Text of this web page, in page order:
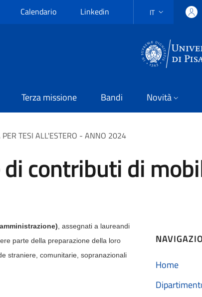
Calendario Linkedin SELETTORE
IT
Terza missione Bandi Novità
TESI ALL'ESTERO - ANNO 2024
contributi di
, assegnati a laureandi
parte della preparazione della loro
straniere, comunitarie, sopranazionali
Home